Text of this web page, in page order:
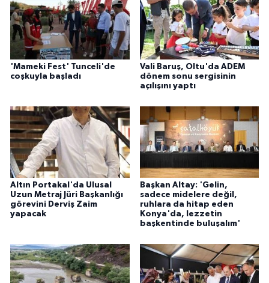
'Mameki Fest' Tunceli'de
coşkuyla başladı
Vali Baruş, Oltu'da ADEM
dönem sonu sergisinin
açılışını yaptı
Altın Portakal'da Ulusal
Uzun Metraj Jüri Başkanlığı
görevini Derviş Zaim
yapacak
Başkan Altay: 'Gelin,
sadece midelere değil,
ruhlara da hitap eden
Konya'da, lezzetin
başkentinde buluşalım'